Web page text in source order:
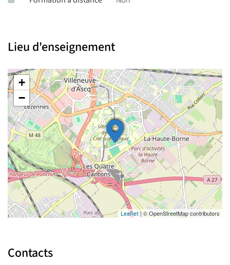
Travail collaboratif
préparationnaires, participation à des colles.
Résilience intellectuelle: capacité à assumer un rythme
exigeant et la densité du programme, à persévérer face aux
exigences du concours.
Compétences transversales
Esprit de synthèse: hiérarchisation nette des informations,
extraction de l’essentiel.
Esprit analytique et argumentatif: aptitude à construire des
raisonnements en plusieurs étages sans perdre la clarté.
épreuves orales.
Lieu d'enseignement
+
−
Leaflet | © OpenStreetMap contributors
Contacts